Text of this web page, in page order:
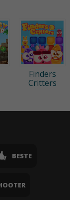
Finders
Critters
BESTE